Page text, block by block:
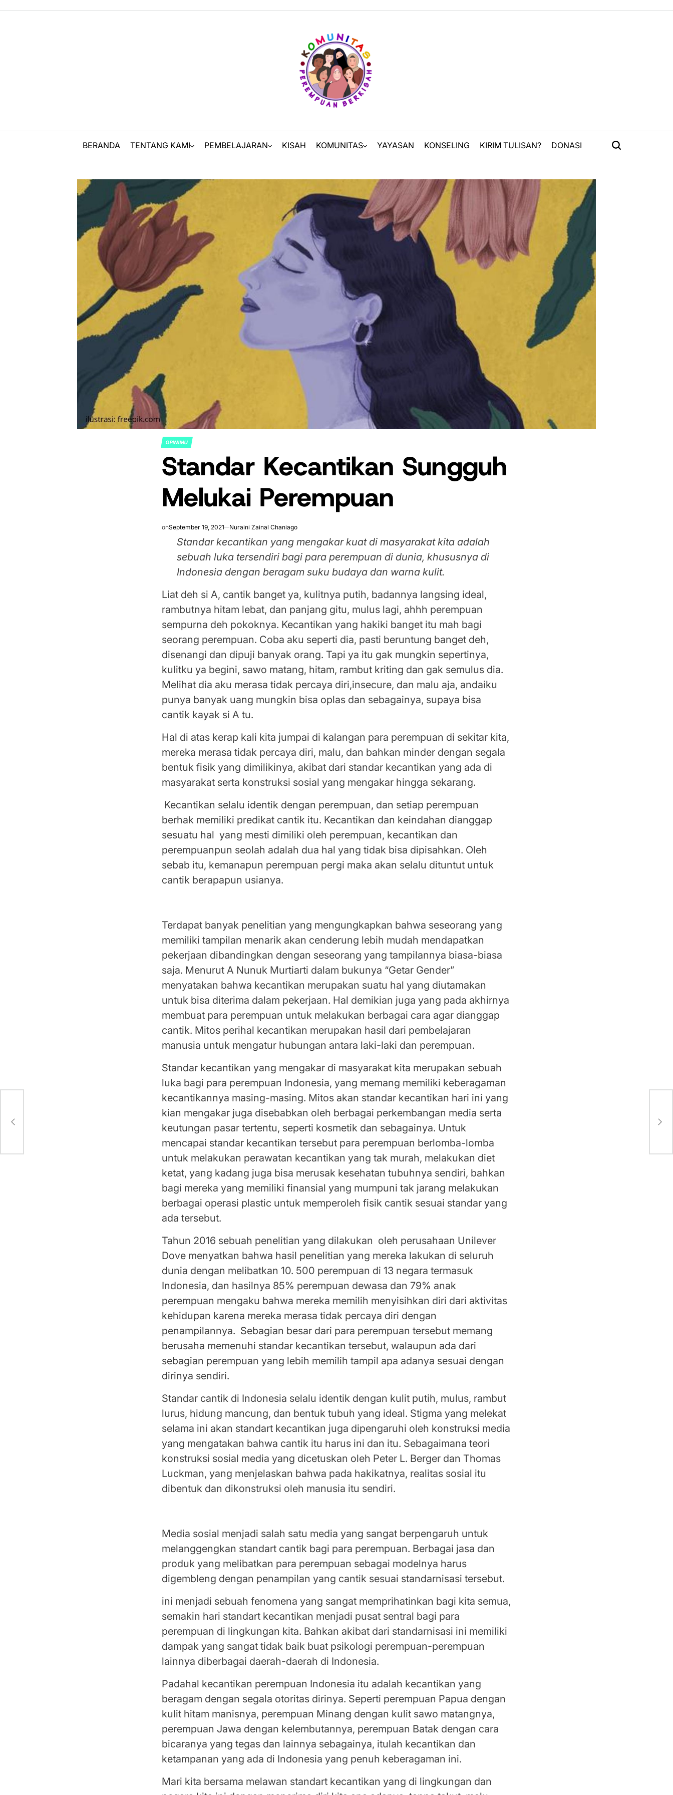
BERANDA TENTANG KAMI PEMBELAJARAN KISAH KOMUNITAS YAYASAN KONSELING KIRIM TULISAN? DONASI
POSTED
OPINIMU
Standar Kecantikan Sungguh
Melukai Perempuan
onSeptember 19, 2021 Nuraini Zainal Chaniago
Standar kecantikan yang mengakar kuat di masyarakat kita adalah
sebuah luka tersendiri bagi para perempuan di dunia, khususnya di
Indonesia dengan beragam suku budaya dan warna kulit.
Liat deh si A, cantik banget ya, kulitnya putih, badannya langsing ideal,
rambutnya hitam lebat, dan panjang gitu, mulus lagi, ahhh perempuan
sempurna deh pokoknya. Kecantikan yang hakiki banget itu mah bagi
seorang perempuan. Coba aku seperti dia, pasti beruntung banget deh,
disenangi dan dipuji banyak orang. Tapi ya itu gak mungkin sepertinya,
kulitku ya begini, sawo matang, hitam, rambut kriting dan gak semulus dia.
Melihat dia aku merasa tidak percaya diri,insecure, dan malu aja, andaiku
punya banyak uang mungkin bisa oplas dan sebagainya, supaya bisa
cantik kayak si A tu.
Hal di atas kerap kali kita jumpai di kalangan para perempuan di sekitar kita,
mereka merasa tidak percaya diri, malu, dan bahkan minder dengan segala
bentuk fisik yang dimilikinya, akibat dari standar kecantikan yang ada di
masyarakat serta konstruksi sosial yang mengakar hingga sekarang.
Kecantikan selalu identik dengan perempuan, dan setiap perempuan
berhak memiliki predikat cantik itu. Kecantikan dan keindahan dianggap
sesuatu hal yang mesti dimiliki oleh perempuan, kecantikan dan
perempuanpun seolah adalah dua hal yang tidak bisa dipisahkan. Oleh
sebab itu, kemanapun perempuan pergi maka akan selalu dituntut untuk
cantik berapapun usianya.
Terdapat banyak penelitian yang mengungkapkan bahwa seseorang yang
memiliki tampilan menarik akan cenderung lebih mudah mendapatkan
pekerjaan dibandingkan dengan seseorang yang tampilannya biasa-biasa
saja. Menurut A Nunuk Murtiarti dalam bukunya “Getar Gender”
menyatakan bahwa kecantikan merupakan suatu hal yang diutamakan
untuk bisa diterima dalam pekerjaan. Hal demikian juga yang pada akhirnya
membuat para perempuan untuk melakukan berbagai cara agar dianggap
cantik. Mitos perihal kecantikan merupakan hasil dari pembelajaran
manusia untuk mengatur hubungan antara laki-laki dan perempuan.
Standar kecantikan yang mengakar di masyarakat kita merupakan sebuah
luka bagi para perempuan Indonesia, yang memang memiliki keberagaman
kecantikannya masing-masing. Mitos akan standar kecantikan hari ini yang
kian mengakar juga disebabkan oleh berbagai perkembangan media serta
keutungan pasar tertentu, seperti kosmetik dan sebagainya. Untuk
mencapai standar kecantikan tersebut para perempuan berlomba-lomba
untuk melakukan perawatan kecantikan yang tak murah, melakukan diet
ketat, yang kadang juga bisa merusak kesehatan tubuhnya sendiri, bahkan
bagi mereka yang memiliki finansial yang mumpuni tak jarang melakukan
berbagai operasi plastic untuk memperoleh fisik cantik sesuai standar yang
ada tersebut.
Tahun 2016 sebuah penelitian yang dilakukan oleh perusahaan Unilever
Dove menyatkan bahwa hasil penelitian yang mereka lakukan di seluruh
dunia dengan melibatkan 10. 500 perempuan di 13 negara termasuk
Indonesia, dan hasilnya 85% perempuan dewasa dan 79% anak
perempuan mengaku bahwa mereka memilih menyisihkan diri dari aktivitas
kehidupan karena mereka merasa tidak percaya diri dengan
penampilannya. Sebagian besar dari para perempuan tersebut memang
berusaha memenuhi standar kecantikan tersebut, walaupun ada dari
sebagian perempuan yang lebih memilih tampil apa adanya sesuai dengan
dirinya sendiri.
Standar cantik di Indonesia selalu identik dengan kulit putih, mulus, rambut
lurus, hidung mancung, dan bentuk tubuh yang ideal. Stigma yang melekat
selama ini akan standart kecantikan juga dipengaruhi oleh konstruksi media
yang mengatakan bahwa cantik itu harus ini dan itu. Sebagaimana teori
konstruksi sosial media yang dicetuskan oleh Peter L. Berger dan Thomas
Luckman, yang menjelaskan bahwa pada hakikatnya, realitas sosial itu
dibentuk dan dikonstruksi oleh manusia itu sendiri.
Media sosial menjadi salah satu media yang sangat berpengaruh untuk
melanggengkan standart cantik bagi para perempuan. Berbagai jasa dan
produk yang melibatkan para perempuan sebagai modelnya harus
digembleng dengan penampilan yang cantik sesuai standarnisasi tersebut.
ini menjadi sebuah fenomena yang sangat memprihatinkan bagi kita semua,
semakin hari standart kecantikan menjadi pusat sentral bagi para
perempuan di lingkungan kita. Bahkan akibat dari standarnisasi ini memiliki
dampak yang sangat tidak baik buat psikologi perempuan-perempuan
lainnya diberbagai daerah-daerah di Indonesia.
Padahal kecantikan perempuan Indonesia itu adalah kecantikan yang
beragam dengan segala otoritas dirinya. Seperti perempuan Papua dengan
kulit hitam manisnya, perempuan Minang dengan kulit sawo matangnya,
perempuan Jawa dengan kelembutannya, perempuan Batak dengan cara
bicaranya yang tegas dan lainnya sebagainya, itulah kecantikan dan
ketampanan yang ada di Indonesia yang penuh keberagaman ini.
Mari kita bersama melawan standart kecantikan yang di lingkungan dan